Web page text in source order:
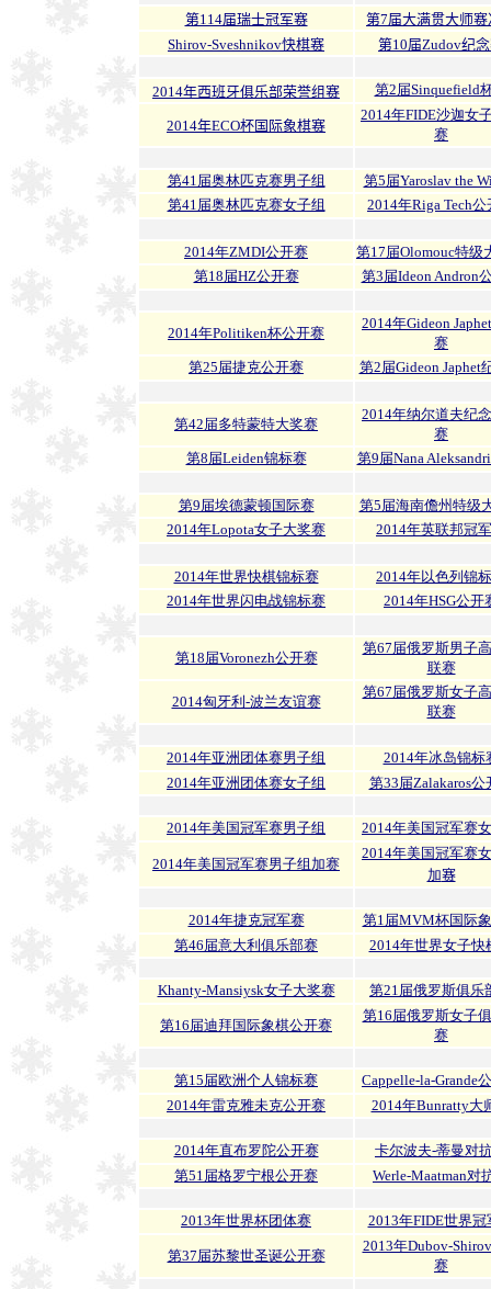
第114届瑞士冠军赛
第7届大满贯大师赛
Shirov-Sveshnikov快棋赛
第10届Zudov纪
2014年西班牙俱乐部荣誉组赛 第2届Sinquefield
2014年ECO杯国际象棋赛
2014年FIDE沙迦女
赛
第41届奥林匹克赛男子组
第5届Yaroslav the
第41届奥林匹克赛女子组
2014年Riga Tech公
2014年ZMDI公开赛
第17届Olomouc特级
第18届HZ公开赛
第3届Ideon Andron
2014年Politiken杯公开赛
2014年Gideon
赛
第25届捷克公开赛
第2届Gideon Japhet
第42届多特蒙特大奖赛
2014年纳尔道夫纪
赛
第8届Leiden锦标赛
第9届Nana
第9届埃德蒙顿国际赛
第5届海南儋州特级
2014年Lopota女子大奖赛
2014年英联邦冠
2014年世界快棋锦标赛
2014年以色列锦
2014年世界闪电战锦标赛
2014年HSG公开
第18届Voronezh公开赛
第67届俄罗斯男子
联赛
2014匈牙利-波兰友谊赛
第67届俄罗斯女子
联赛
2014年亚洲团体赛男子组
2014年冰岛锦标
2014年亚洲团体赛女子组
第33届Zalakaros公
2014年美国冠军赛男子组 2014年美国冠军赛
2014年美国冠军赛男子组加赛
2014年美国冠军赛
加赛
2014年捷克冠军赛
第1届MVM杯国际
第46届意大利俱乐部赛
2014年世界女子快
Khanty-Mansiysk女子大奖赛 第21届俄罗斯俱乐
第16届迪拜国际象棋公开赛
第16届俄罗斯女子
赛
第15届欧洲个人锦标赛
Cappelle-la-Grande
2014年雷克雅未克公开赛
2014年Bunratty大
2014年直布罗陀公开赛
卡尔波夫-蒂曼对
第51届格罗宁根公开赛
Werle-Maatman对
2013年世界杯团体赛 2013年FIDE世界冠
第37届苏黎世圣诞公开赛
2013年Dubov-
赛